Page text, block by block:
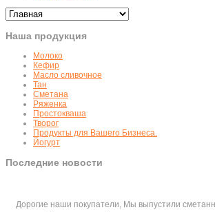
Наша продукция
Молоко
Кефир
Масло сливочное
Тан
Сметана
Ряженка
Простокваша
Творог
Продукты для Вашего Бизнеса.
Йогурт
Последние новости
Дорогие наши покупатели, Мы выпустили